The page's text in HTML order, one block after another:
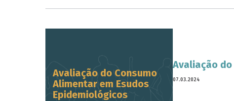
Avaliação do Consumo
Alimentar em Esudos
Epidemiológicos
Avaliação
07.03.2024